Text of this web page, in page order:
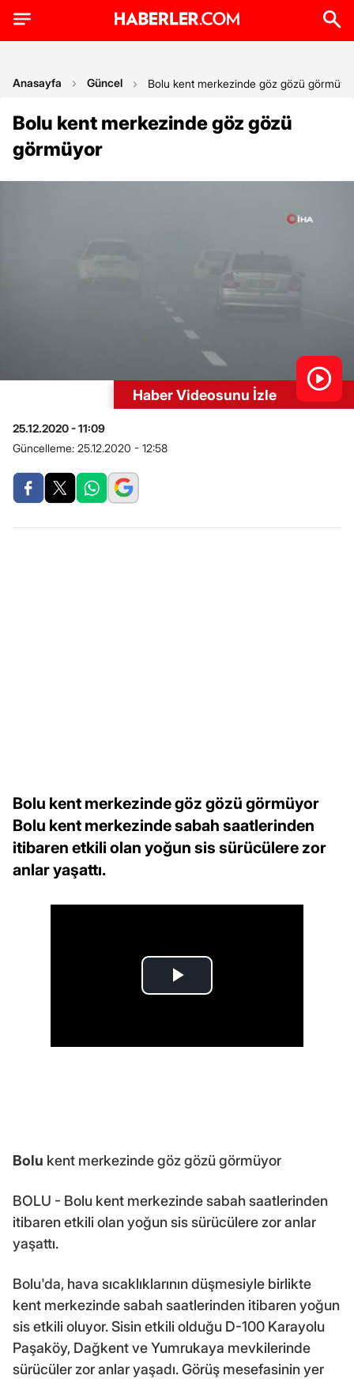
Anasayfa Güncel Bolu kent merkezinde göz gözü
Bolu kent merkezinde göz gözü
görmüyor
Haber Videosunu İzle
25.12.2020 - 11:09
Güncelleme: 25.12.2020 - 12:58
Bolu kent merkezinde göz gözü görmüyor
Bolu kent merkezinde sabah saatlerinden
itibaren etkili olan yoğun sis sürücülere zor
anlar yaşattı.
Bolu kent merkezinde göz gözü görmüyor
BOLU - Bolu kent merkezinde sabah saatlerinden
itibaren etkili olan yoğun sis sürücülere zor anlar
yaşattı.
Bolu'da, hava sıcaklıklarının düşmesiyle birlikte
kent merkezinde sabah saatlerinden itibaren yoğun
sis etkili oluyor. Sisin etkili olduğu D-100 Karayolu
Paşaköy, Dağkent ve Yumrukaya mevkilerinde
sürücüler zor anlar yaşadı. Görüş mesefasinin yer